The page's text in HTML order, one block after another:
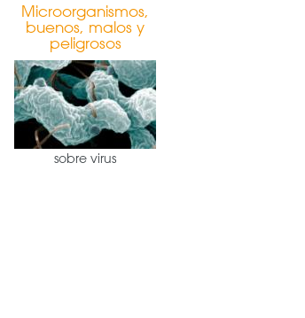
Microorganismos,
buenos, malos y
peligrosos
sobre virus